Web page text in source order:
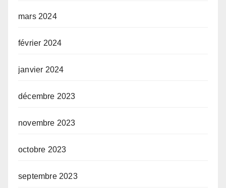
mars 2024
février 2024
janvier 2024
décembre 2023
novembre 2023
octobre 2023
septembre 2023